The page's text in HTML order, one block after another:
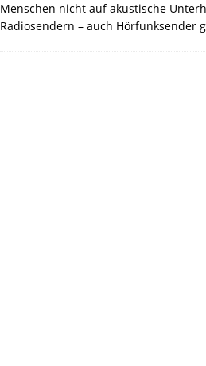
Menschen nicht auf akustische
Radiosendern – auch Hörfunksender